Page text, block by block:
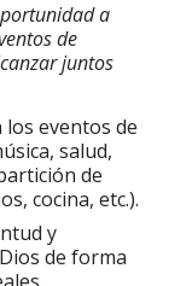
a
de
juntos
eventos de
salud,
de
cocina, etc.).
y
de forma